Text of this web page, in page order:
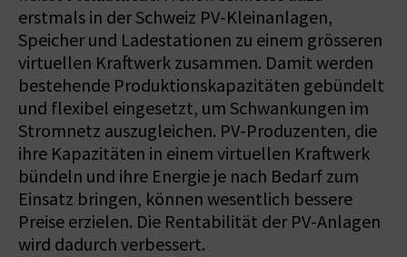
erstmals in der Schweiz PV-Kleinanlagen,
Speicher und Ladestationen zu einem grösseren
virtuellen Kraftwerk zusammen. Damit werden
bestehende Produktionskapazitäten gebündelt
und flexibel eingesetzt, um Schwankungen im
Stromnetz auszugleichen. PV-Produzenten, die
ihre Kapazitäten in einem virtuellen Kraftwerk
bündeln und ihre Energie je nach Bedarf zum
Einsatz bringen, können wesentlich bessere
Preise erzielen. Die Rentabilität der PV-Anlagen
wird dadurch verbessert.